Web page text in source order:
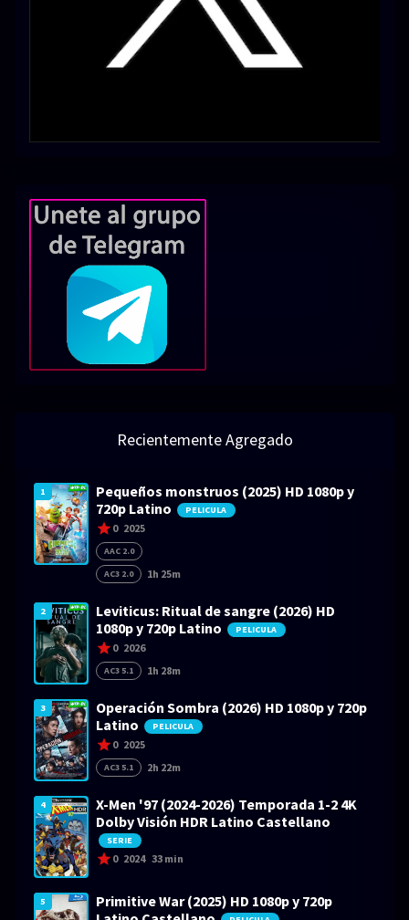
Recientemente Agregado
1
Pequeños monstruos (2025) HD 1080p y
720p Latino
PELICULA
0 2025
AAC 2.0
AC3 2.0
1h 25m
2
Leviticus: Ritual de sangre (2026) HD
1080p y 720p Latino
PELICULA
0 2026
AC3 5.1 1h 28m
3
Operación Sombra (2026) HD 1080p y 720p
Latino
PELICULA
0 2025
AC3 5.1 2h 22m
4
X-Men '97 (2024-2026) Temporada 1-2 4K
Dolby Visión HDR Latino Castellano
SERIE
0 2024 33 min
5
Primitive War (2025) HD 1080p y 720p